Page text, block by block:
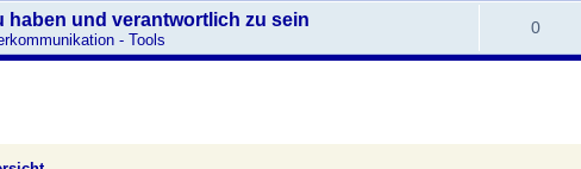
haben und verantwortlich zu sein
- Tools
0